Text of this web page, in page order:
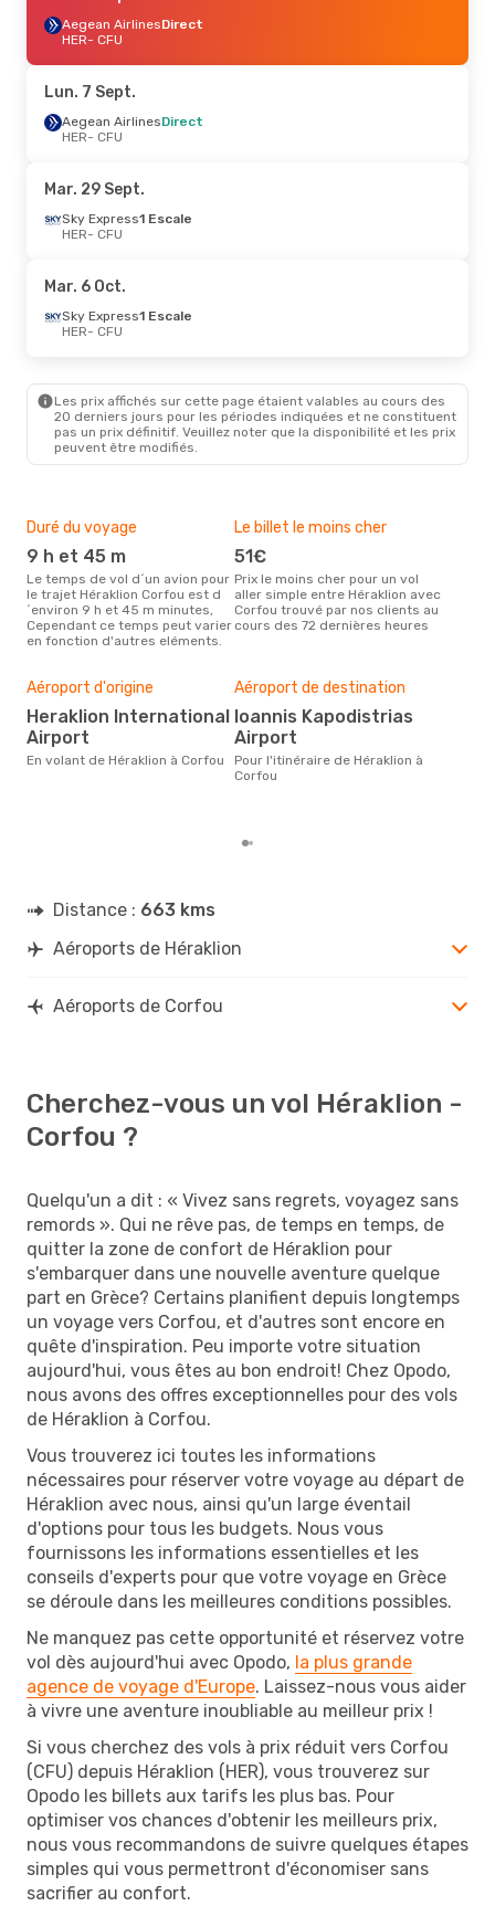
Aegean AirlinesDirect
HER- CFU
CFU- HER
Ven. 4 Sept.- Lun. 7 Sept.
Aegean Airlines
CFU- HER
Sky Express
HER- CFU
Aegean Airlines1 Escale
CFU - HER
Aegean AirlinesDirect
HER- CFU
Lun. 7 Sept.
Aegean AirlinesDirect
HER- CFU
Mar. 29 Sept.
Sky Express1 Escale
HER- CFU
Mar. 6 Oct.
Sky Express1 Escale
HER- CFU
Les prix affichés sur cette page étaient valables au cours des
20 derniers jours pour les périodes indiquées et ne constituent
pas un prix définitif. Veuillez noter que la disponibilité et les prix
peuvent être modifiés.
Duré du voyage
9 h et 45 m
Le temps de vol d´un avion pour
le trajet Héraklion Corfou est d
´environ 9 h et 45 m minutes,
Cependant ce temps peut varier
en fonction d'autres eléments.
Le billet le moins cher
51€
Prix le moins cher pour un vol
aller simple entre Héraklion avec
Corfou trouvé par nos clients au
cours des 72 dernières heures
Aéroport d'origine
Heraklion International
Airport
En volant de Héraklion à Corfou
Aéroport de destination
Ioannis Kapodistrias
Airport
Pour l'itinéraire de Héraklion à
Corfou
Distance : 663 kms
Aéroports de Héraklion
Aéroports de Corfou
Cherchez-vous un vol Héraklion -
Corfou ?
Quelqu'un a dit : « Vivez sans regrets, voyagez sans
remords ». Qui ne rêve pas, de temps en temps, de
quitter la zone de confort de Héraklion pour
s'embarquer dans une nouvelle aventure quelque
part en Grèce? Certains planifient depuis longtemps
un voyage vers Corfou, et d'autres sont encore en
quête d'inspiration. Peu importe votre situation
aujourd'hui, vous êtes au bon endroit! Chez Opodo,
nous avons des offres exceptionnelles pour des vols
de Héraklion à Corfou.
Vous trouverez ici toutes les informations
nécessaires pour réserver votre voyage au départ de
Héraklion avec nous, ainsi qu'un large éventail
d'options pour tous les budgets. Nous vous
fournissons les informations essentielles et les
conseils d'experts pour que votre voyage en Grèce
se déroule dans les meilleures conditions possibles.
Ne manquez pas cette opportunité et réservez votre
vol dès aujourd'hui avec Opodo, la plus grande
agence de voyage d'Europe. Laissez-nous vous aider
à vivre une aventure inoubliable au meilleur prix !
Si vous cherchez des vols à prix réduit vers Corfou
(CFU) depuis Héraklion (HER), vous trouverez sur
Opodo les billets aux tarifs les plus bas. Pour
optimiser vos chances d'obtenir les meilleurs prix,
nous vous recommandons de suivre quelques étapes
simples qui vous permettront d'économiser sans
sacrifier au confort.